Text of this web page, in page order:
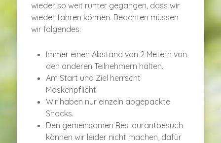
wieder so weit runter gegangen, dass wir
wieder fahren können. Beachten müssen
wir folgendes:
Immer einen Abstand von 2 Metern von
den anderen Teilnehmern halten.
Am Start und Ziel herrscht
Maskenpflicht.
Wir haben nur einzeln abgepackte
Snacks.
Den gemeinsamen Restaurantbesuch
können wir leider nicht machen, dafür